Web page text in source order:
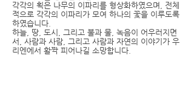
각각의 획은 나무의 이파리를 형상화하였으며, 전체
적으로 각각의 이파리가 모여 하나의 꽃을 이루도록
하였습니다.
하늘, 땅, 도시, 그리고 불과 물, 녹음이 어우러지면
서, 사람과 사람, 그리고 사람과 자연의 이야기가 우
리엔에서 활짝 피어나길 소망합니다.